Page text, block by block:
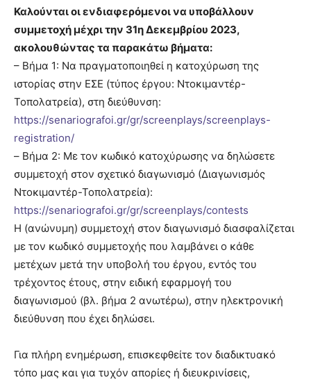
Καλούνται οι ενδιαφερόμενοι να υποβάλλουν
συμμετοχή μέχρι την 31η Δεκεμβρίου 2023,
ακολουθώντας τα παρακάτω βήματα:
– Βήμα 1: Να πραγματοποιηθεί η κατοχύρωση της
ιστορίας στην ΕΣΕ (τύπος έργου: Ντοκιμαντέρ-
Τοπολατρεία), στη διεύθυνση:
https://senariografoi.gr/gr/screenplays/screenplays-
registration/
– Βήμα 2: Με τον κωδικό κατοχύρωσης να δηλώσετε
συμμετοχή στον σχετικό διαγωνισμό (Διαγωνισμός
Ντοκιμαντέρ-Τοπολατρεία):
https://senariografoi.gr/gr/screenplays/contests
Η (ανώνυμη) συμμετοχή στον διαγωνισμό διασφαλίζεται
με τον κωδικό συμμετοχής που λαμβάνει ο κάθε
μετέχων μετά την υποβολή του έργου, εντός του
τρέχοντος έτους, στην ειδική εφαρμογή του
διαγωνισμού (βλ. βήμα 2 ανωτέρω), στην ηλεκτρονική
διεύθυνση που έχει δηλώσει.
Για πλήρη ενημέρωση, επισκεφθείτε τον διαδικτυακό
τόπο μας και για τυχόν απορίες ή διευκρινίσεις,